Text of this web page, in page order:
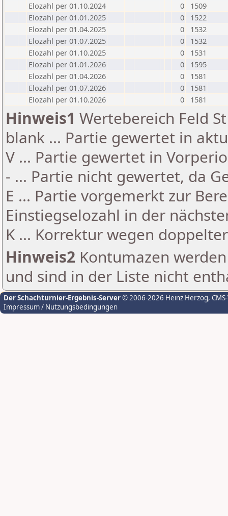
Elozahl per 01.10.2024
0
1509
Elozahl per 01.01.2025
0
1522
Elozahl per 01.04.2025
0
1532
Elozahl per 01.07.2025
0
1532
Elozahl per 01.10.2025
0
1531
Elozahl per 01.01.2026
0
1595
Elozahl per 01.04.2026
0
1581
Elozahl per 01.07.2026
0
1581
Elozahl per 01.10.2026
0 1581
Hinweis1 Wertebereich Feld
blank ... Partie gewertet in
V ... Partie gewertet in
- ... Partie nicht gewertet, da
E ... Partie vorgemerkt zur
Einstiegselozahl in der
K ... Korrektur wegen
Hinweis2 Kontumazen
und sind in der Liste nicht
Der Schachturnier-Ergebnis-Server© 2006-2026 Heinz Herzog,
Impressum / Nutzungsbedingungen